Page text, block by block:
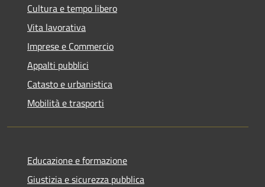
Cultura e tempo libero
Vita lavorativa
Imprese e Commercio
Appalti pubblici
Catasto e urbanistica
Mobilità e trasporti
Educazione e formazione
Giustizia e sicurezza pubblica